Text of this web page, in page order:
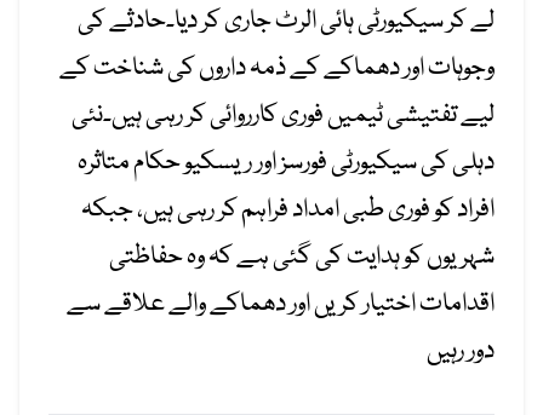
لے کر سیکیورٹی ہائی الرٹ جاری کر دیا۔حادثے کی
وجوہات اور دھماکے کے ذمہ داروں کی شناخت کے
لیے تفتیشی ٹیمیں فوری کارروائی کر رہی ہیں۔نئی
دہلی کی سیکیورٹی فورسز اور ریسکیو حکام متاثرہ
افراد کو فوری طبی امداد فراہم کر رہی ہیں، جبکہ
شہریوں کو ہدایت کی گئی ہے کہ وہ حفاظتی
اقدامات اختیار کریں اور دھماکے والے علاقے سے
دور رہیں